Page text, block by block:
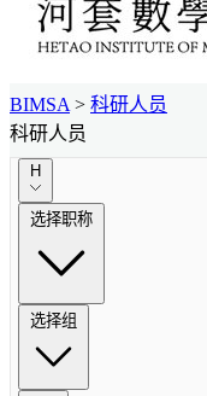
BIMSA > 科研人员
科研人员
H
选择职称
选择组